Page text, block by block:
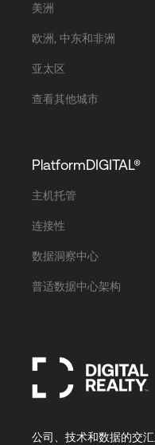
美洲
欧洲, 中东和非洲
亚太区
查看其他城市
PlatformDIGITAL®
主机托管
连接性
数据洞察中心
普适数据中心架构
公司、技术和数据的交